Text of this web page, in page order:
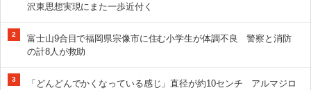
沢東思想実現にまた一歩近付く
2
富士山9合目で福岡県宗像市に住む小学生が体調不良 警察と消防
の計8人が救助
3 「どんどんでかくなっている感じ」直径が約10センチ アルマジロ